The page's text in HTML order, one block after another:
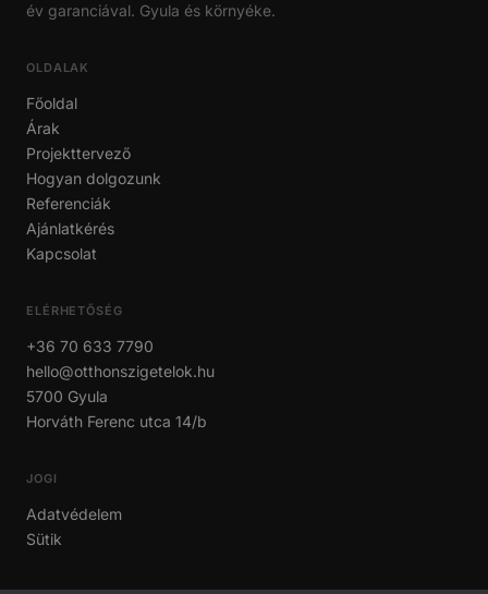
év garanciával. Gyula és környéke.
OLDALAK
Főoldal
Árak
Projekttervező
Hogyan dolgozunk
Referenciák
Ajánlatkérés
Kapcsolat
ELÉRHETŐSÉG
+36 70 633 7790
hello@otthonszigetelok.hu
5700 Gyula
Horváth Ferenc utca 14/b
JOGI
Adatvédelem
Sütik